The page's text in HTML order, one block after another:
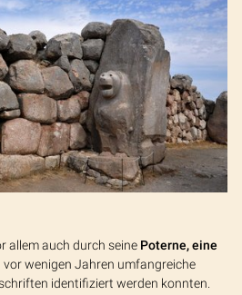
allem auch durch seine Poterne, eine
vor wenigen Jahren umfangreiche
identifiziert werden konnten.